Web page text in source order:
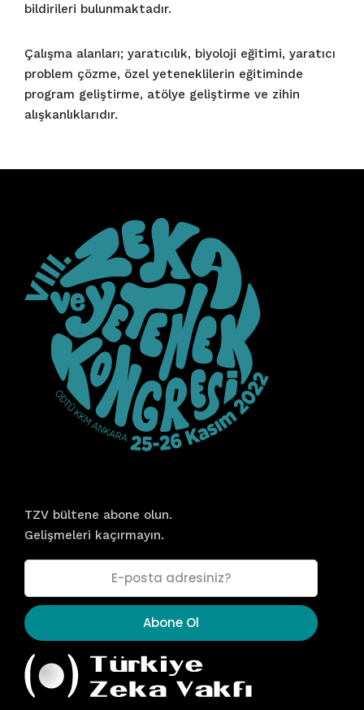
bildirileri bulunmaktadır.
Çalışma alanları; yaratıcılık, biyoloji eğitimi, yaratıcı
problem çözme, özel yeteneklilerin eğitiminde
program geliştirme, atölye geliştirme ve zihin
alışkanlıklarıdır.
TZV bültene abone olun.
Gelişmeleri kaçırmayın.